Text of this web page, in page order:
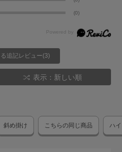
(0)
追記レビュー(3)
表示：新しい順
斜め掛け こちらの同じ商品 ハ